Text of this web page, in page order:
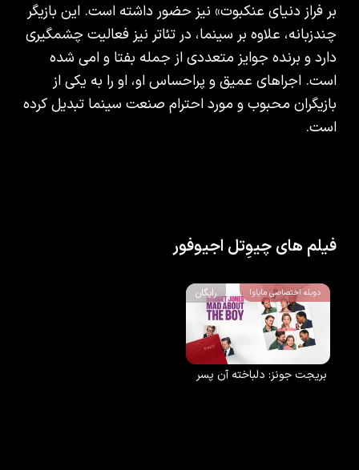
بر فراز دنیای عنکبوت» نیز حضور داشته است. این بازیگر
چندزبانه، علاوه بر سینما، در تئاتر نیز فعالیت چشمگیری
دارد و برنده جوایز متعددی از جمله بفتا و امی شده
است. اجراهای عمیق و پراحساس او، او را به یکی از
بازیگران محبوب و مورد احترام صنعت سینما تبدیل کرده
است.
فیلم های چیوِتل اجیوفور
دوبله اختصاصی مایاوا رایگان
بریجت جونز: دلباخته آن پسر